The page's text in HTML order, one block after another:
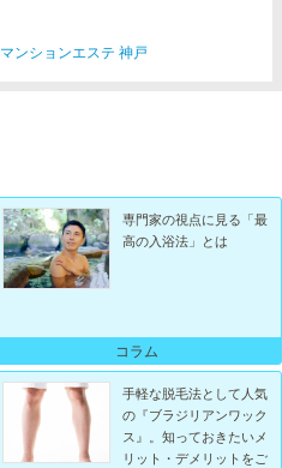
マンションエステ 神戸
専門家の視点に見る「最
高の入浴法」とは
コラム
手軽な脱毛法として人気
の『ブラジリアンワック
ス』。知っておきたいメ
リット・デメリットをご